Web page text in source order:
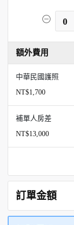
0
額外費用
中華民國護照
NT$1,700
補單人房差
NT$13,000
訂單金額